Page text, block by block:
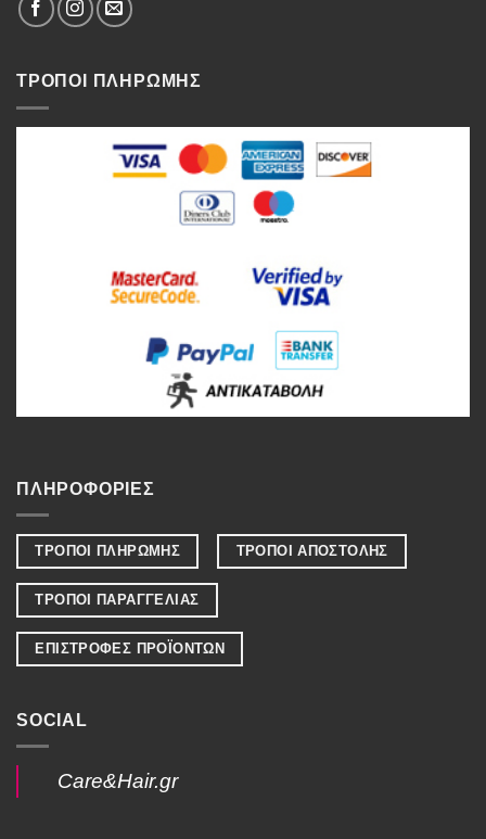
ΤΡΟΠΟΙ ΠΛΗΡΩΜΗΣ
ΠΛΗΡΟΦΟΡΙΕΣ
ΤΡΟΠΟΙ ΠΛΗΡΩΜΗΣ ΤΡΟΠΟΙ ΑΠΟΣΤΟΛΗΣ
ΤΡΟΠΟΙ ΠΑΡΑΓΓΕΛΙΑΣ
ΕΠΙΣΤΡΟΦΕΣ ΠΡΟΪΟΝΤΩΝ
SOCIAL
Care&Hair.gr